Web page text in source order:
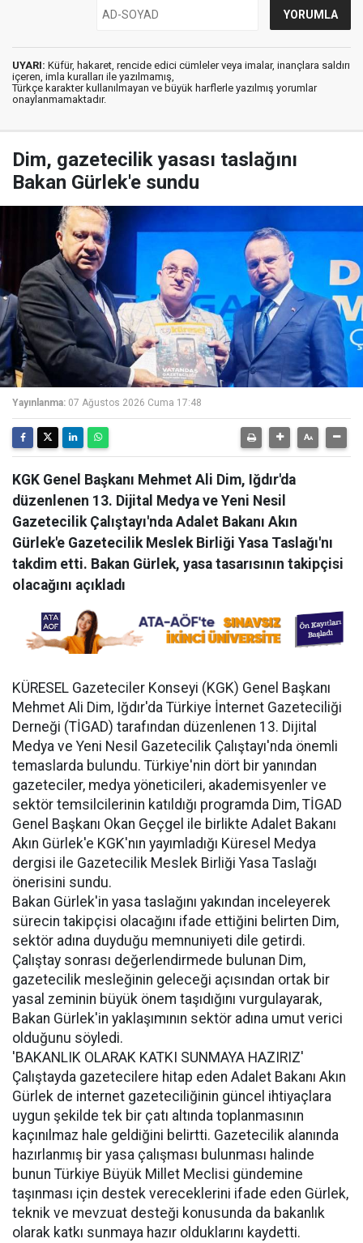
UYARI: Küfür, hakaret, rencide edici cümleler veya imalar, inançlara saldırı
içeren, imla kuralları ile yazılmamış,
Türkçe karakter kullanılmayan ve büyük harflerle yazılmış yorumlar
onaylanmamaktadır.
Dim, gazetecilik yasası taslağını
Bakan Gürlek'e sundu
Yayınlanma: 07 Ağustos 2026 Cuma 17:48
KGK Genel Başkanı Mehmet Ali Dim, Iğdır'da
düzenlenen 13. Dijital Medya ve Yeni Nesil
Gazetecilik Çalıştayı'nda Adalet Bakanı Akın
Gürlek'e Gazetecilik Meslek Birliği Yasa Taslağı'nı
takdim etti. Bakan Gürlek, yasa tasarısının takipçisi
olacağını açıkladı
KÜRESEL Gazeteciler Konseyi (KGK) Genel Başkanı
Mehmet Ali Dim, Iğdır'da Türkiye İnternet Gazeteciliği
Derneği (TİGAD) tarafından düzenlenen 13. Dijital
Medya ve Yeni Nesil Gazetecilik Çalıştayı'nda önemli
temaslarda bulundu. Türkiye'nin dört bir yanından
gazeteciler, medya yöneticileri, akademisyenler ve
sektör temsilcilerinin katıldığı programda Dim, TİGAD
Genel Başkanı Okan Geçgel ile birlikte Adalet Bakanı
Akın Gürlek'e KGK'nın yayımladığı Küresel Medya
dergisi ile Gazetecilik Meslek Birliği Yasa Taslağı
önerisini sundu.
Bakan Gürlek'in yasa taslağını yakından inceleyerek
sürecin takipçisi olacağını ifade ettiğini belirten Dim,
sektör adına duyduğu memnuniyeti dile getirdi.
Çalıştay sonrası değerlendirmede bulunan Dim,
gazetecilik mesleğinin geleceği açısından ortak bir
yasal zeminin büyük önem taşıdığını vurgulayarak,
Bakan Gürlek'in yaklaşımının sektör adına umut verici
olduğunu söyledi.
'BAKANLIK OLARAK KATKI SUNMAYA HAZIRIZ'
Çalıştayda gazetecilere hitap eden Adalet Bakanı Akın
Gürlek de internet gazeteciliğinin güncel ihtiyaçlara
uygun şekilde tek bir çatı altında toplanmasının
kaçınılmaz hale geldiğini belirtti. Gazetecilik alanında
hazırlanmış bir yasa çalışması bulunması halinde
bunun Türkiye Büyük Millet Meclisi gündemine
taşınması için destek vereceklerini ifade eden Gürlek,
teknik ve mevzuat desteği konusunda da bakanlık
olarak katkı sunmaya hazır olduklarını kaydetti.